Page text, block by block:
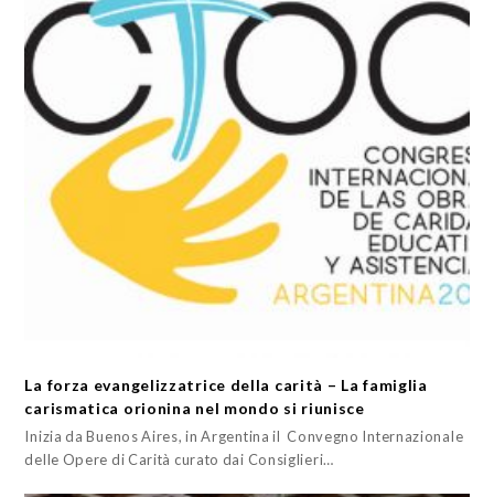
La forza evangelizzatrice della carità – La famiglia
carismatica orionina nel mondo si riunisce
Inizia da Buenos Aires, in Argentina il Convegno Internazionale
delle Opere di Carità curato dai Consiglieri…